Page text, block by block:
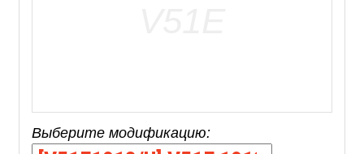
Выберите модификацию: